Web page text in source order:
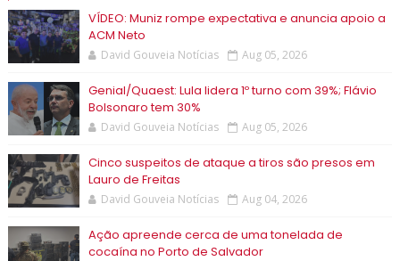
VÍDEO: Muniz rompe expectativa e anuncia apoio a
ACM Neto
David Gouveia Notícias Aug 05, 2026
Genial/Quaest: Lula lidera 1º turno com 39%; Flávio
Bolsonaro tem 30%
David Gouveia Notícias Aug 05, 2026
Cinco suspeitos de ataque a tiros são presos em
Lauro de Freitas
David Gouveia Notícias Aug 04, 2026
Ação apreende cerca de uma tonelada de
cocaína no Porto de Salvador